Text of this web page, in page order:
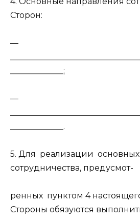
Сторон:
—
_____________;
—
_____________.
5. Для реализации
сотрудничества, предусмот-
ренных пунктом 4
Стороны обязуются